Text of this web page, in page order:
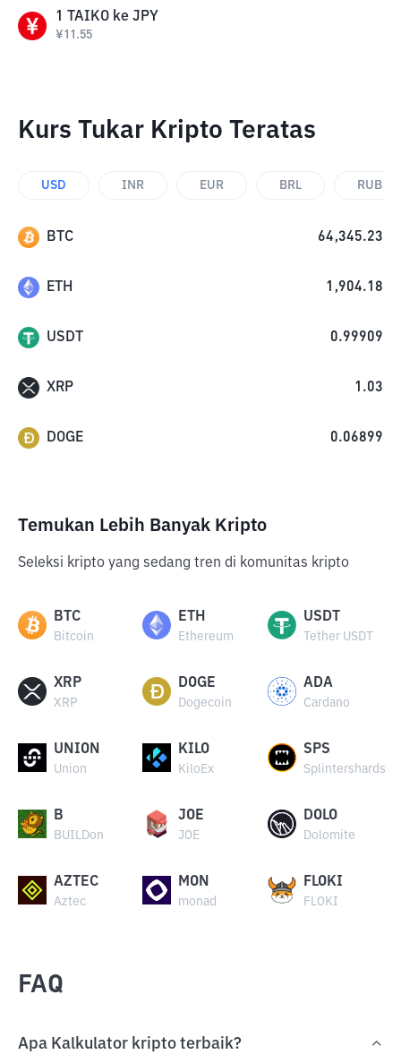
1 TAIKO ke JPY
¥11.55
Kurs Tukar Kripto Teratas
USD INR EUR BRL RUB
BTC 64,345.23
ETH 1,904.18
USDT 0.99909
XRP 1.03
DOGE 0.06899
Temukan Lebih Banyak Kripto
Seleksi kripto yang sedang tren di komunitas kripto
BTC
Bitcoin
ETH
Ethereum
USDT
Tether USDT
XRP
XRP
DOGE
Dogecoin
ADA
Cardano
UNION
Union
KILO
KiloEx
SPS
Splintershards
B
BUILDon
JOE
JOE
DOLO
Dolomite
AZTEC
Aztec
MON
monad
FLOKI
FLOKI
FAQ
Apa Kalkulator kripto terbaik?